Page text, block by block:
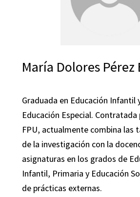
María Dolores Pérez
Graduada en Educación Infantil
Educación Especial.
FPU, actualmente combina las
de la investigación con la
asignaturas en los grados de
Infantil, Primaria y Educación
de prácticas externas.